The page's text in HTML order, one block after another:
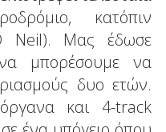
κατόπιν
Neil). Μας έδωσε
μπορέσουμε να
δυο ετών.
και 4-track